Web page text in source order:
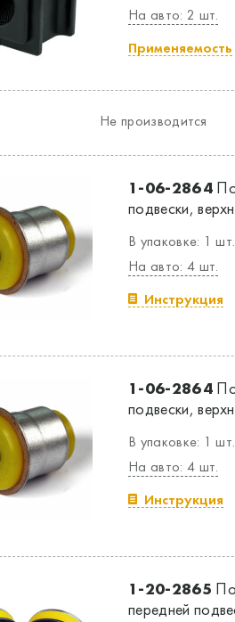
На авто: 2 шт.
Применяемость
Не производится
1-06-2864
подвески,
В упаковке: 1 шт.
На авто: 4 шт.
Инструкция
1-06-2864
подвески,
В упаковке: 1 шт.
На авто: 4 шт.
Инструкция
1-20-2865
передней